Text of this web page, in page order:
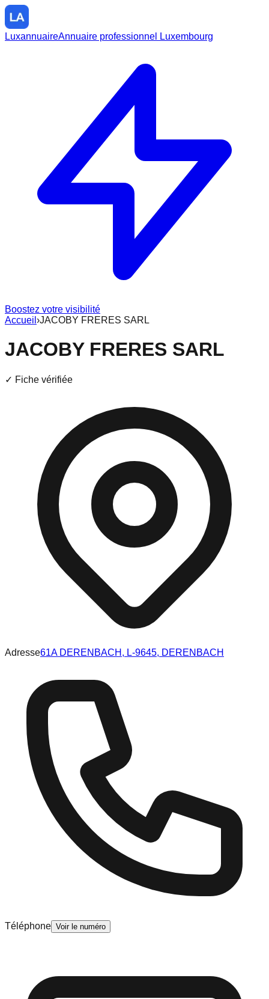
LuxannuaireAnnuaire professionnel Luxembourg
Boostez votre visibilité
Accueil ›JACOBY FRERES SARL
JACOBY FRERES SARL
✓ Fiche vérifiée
Adresse61A DERENBACH, L-9645, DERENBACH
Téléphone Voir le numéro